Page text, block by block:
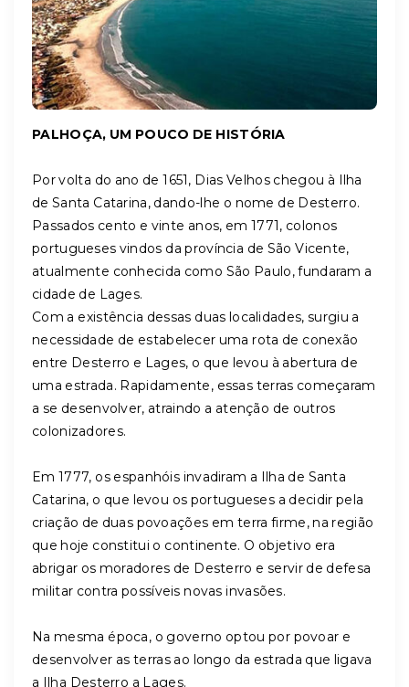
PALHOÇA, UM POUCO DE HISTÓRIA
Por volta do ano de 1651, Dias Velhos chegou à Ilha
de Santa Catarina, dando-lhe o nome de Desterro.
Passados cento e vinte anos, em 1771, colonos
portugueses vindos da província de São Vicente,
atualmente conhecida como São Paulo, fundaram a
cidade de Lages.
Com a existência dessas duas localidades, surgiu a
necessidade de estabelecer uma rota de conexão
entre Desterro e Lages, o que levou à abertura de
uma estrada. Rapidamente, essas terras começaram
a se desenvolver, atraindo a atenção de outros
colonizadores.
Em 1777, os espanhóis invadiram a Ilha de Santa
Catarina, o que levou os portugueses a decidir pela
criação de duas povoações em terra firme, na região
que hoje constitui o continente. O objetivo era
abrigar os moradores de Desterro e servir de defesa
militar contra possíveis novas invasões.
Na mesma época, o governo optou por povoar e
desenvolver as terras ao longo da estrada que ligava
a Ilha Desterro a Lages.